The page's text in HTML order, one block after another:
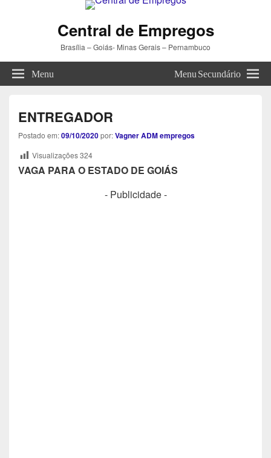
Central de Empregos
Brasília – Goiás- Minas Gerais – Pernambuco
Menu Menu Secundário
ENTREGADOR
Postado em:09/10/2020por:Vagner ADM empregos
Visualizações324
VAGA PARA O ESTADO DE GOIÁS
- Publicidade -